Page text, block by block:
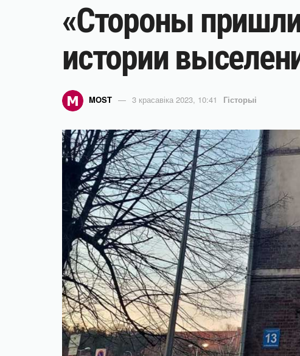
«Стороны
истории
MOST 3 красавіка 2023, 10:41 Гісторыі